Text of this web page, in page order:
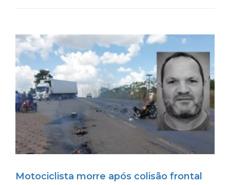
Motociclista morre após colisão frontal